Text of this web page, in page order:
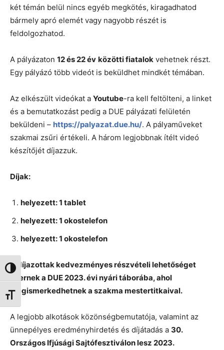
Nagy kontraszt váltása
Betűméret váltása
két témán belül nincs egyéb megkötés, kiragadhatod
bármely apró elemét vagy nagyobb részét is
feldolgozhatod.
A pályázaton 12 és 22 év közötti fiatalok vehetnek részt.
Egy pályázó több videót is beküldhet mindkét témában.
Az elkészült videókat a Youtube-ra kell feltölteni, a linket
és a bemutatkozást pedig a DUE pályázati felületén
beküldeni – https://palyazat.due.hu/. A pályaműveket
szakmai zsűri értékeli. A három legjobbnak ítélt videó
készítőjét díjazzuk.
Díjak:
helyezett: 1 tablet
helyezett: 1 okostelefon
helyezett: 1 okostelefon
A díjazottak kedvezményes részvételi lehetőséget
nyernek a DUE 2023. évi nyári táborába, ahol
megismerkedhetnek a szakma mestertitkaival.
A legjobb alkotások közönségbemutatója, valamint az
ünnepélyes eredményhirdetés és díjátadás a 30.
Országos Ifjúsági Sajtófesztiválon lesz 2023.